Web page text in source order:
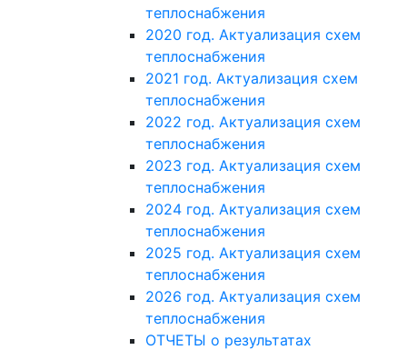
теплоснабжения
2020 год. Актуализация схем
теплоснабжения
2021 год. Актуализация схем
теплоснабжения
2022 год. Актуализация схем
теплоснабжения
2023 год. Актуализация схем
теплоснабжения
2024 год. Актуализация схем
теплоснабжения
2025 год. Актуализация схем
теплоснабжения
2026 год. Актуализация схем
теплоснабжения
ОТЧЕТЫ о результатах